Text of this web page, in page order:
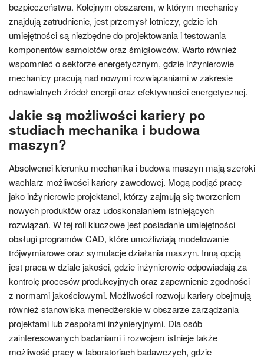
bezpieczeństwa. Kolejnym obszarem, w którym mechanicy
znajdują zatrudnienie, jest przemysł lotniczy, gdzie ich
umiejętności są niezbędne do projektowania i testowania
komponentów samolotów oraz śmigłowców. Warto również
wspomnieć o sektorze energetycznym, gdzie inżynierowie
mechanicy pracują nad nowymi rozwiązaniami w zakresie
odnawialnych źródeł energii oraz efektywności energetycznej.
Jakie są możliwości kariery po
studiach mechanika i budowa
maszyn?
Absolwenci kierunku mechanika i budowa maszyn mają szeroki
wachlarz możliwości kariery zawodowej. Mogą podjąć pracę
jako inżynierowie projektanci, którzy zajmują się tworzeniem
nowych produktów oraz udoskonalaniem istniejących
rozwiązań. W tej roli kluczowe jest posiadanie umiejętności
obsługi programów CAD, które umożliwiają modelowanie
trójwymiarowe oraz symulacje działania maszyn. Inną opcją
jest praca w dziale jakości, gdzie inżynierowie odpowiadają za
kontrolę procesów produkcyjnych oraz zapewnienie zgodności
z normami jakościowymi. Możliwości rozwoju kariery obejmują
również stanowiska menedżerskie w obszarze zarządzania
projektami lub zespołami inżynieryjnymi. Dla osób
zainteresowanych badaniami i rozwojem istnieje także
możliwość pracy w laboratoriach badawczych, gdzie